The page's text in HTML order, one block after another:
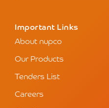
Important Links
About nupco
Our Products
Tenders List
Careers